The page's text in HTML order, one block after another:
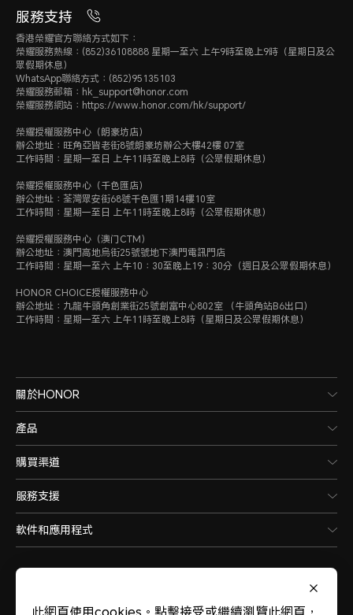
服務支持
香港榮耀官方聯絡方式如下：
榮耀服務熱線：(852)36108888 星期一至六 上午9時至晚上9時（星期日及公
眾假期休息）
WhatsApp聯絡方式：(852)95135103
榮耀服務郵箱：hk_support@honor.com
榮耀服務網站：https://www.honor.com/hk/support/
榮耀授權服務中心（朗豪坊店）
辦公地址：旺角亞皆老街8號朗豪坊辦公大樓42樓 07室
工作時間：星期一至日 上午11時至晚上8時（公眾假期休息）
榮耀授權服務中心（千色匯店）
辦公地址：荃灣眾安街68號千色匯1期14樓10室
工作時間：星期一至日 上午11時至晚上8時（公眾假期休息）
榮耀授權服務中心（澳门CTM）
辦公地址：澳門高地烏街25號號地下澳門電訊門店
工作時間：星期一至六 上午10：30至晚上19：30分（週日及公眾假期休息）
HONOR CHOICE授權服務中心
辦公地址：九龍牛頭角創業街25號創富中心802室 （牛頭角站B6出口）
工作時間：星期一至六 上午11時至晚上8時（星期日及公眾假期休息）
關於HONOR
產品
購買渠道
服務支援
軟件和應用程式
此網頁使用cookies。點擊接受或繼續瀏覽此網頁，